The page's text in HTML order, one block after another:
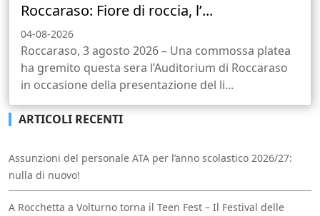
Roccaraso: Fiore di roccia, l’...
04-08-2026
Roccaraso, 3 agosto 2026 – Una commossa platea
ha gremito questa sera l’Auditorium di Roccaraso
in occasione della presentazione del li...
ARTICOLI RECENTI
Assunzioni del personale ATA per l’anno scolastico 2026/27:
nulla di nuovo!
A Rocchetta a Volturno torna il Teen Fest – Il Festival delle